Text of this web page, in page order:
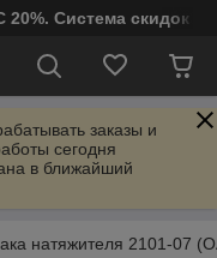
Система скидок
заказы и
сегодня
в ближайший
натяжителя 2101-07